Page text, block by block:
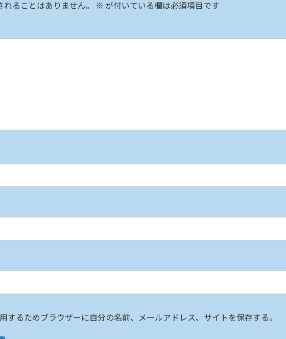
ることはありません。 ※ が付いている欄は必須項目です
するためブラウザーに自分の名前、メールアドレス、サイトを保存する。